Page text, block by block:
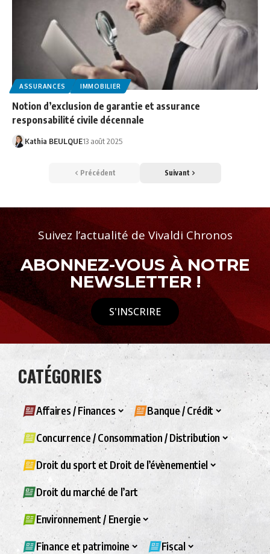
ASSURANCES IMMOBILIER
Notion d’exclusion de garantie et assurance
responsabilité civile décennale
Kathia BEULQUE13 août 2025
Précédent Suivant
Suivez l’actualité de Vivaldi Chronos
ABONNEZ-VOUS À NOTRE
NEWSLETTER !
S'INSCRIRE
CATÉGORIES
Affaires / Finances Banque / Crédit
Concurrence / Consommation / Distribution
Droit du sport et Droit de l’évènementiel
Droit du marché de l’art
Environnement / Energie
Finance et patrimoine Fiscal